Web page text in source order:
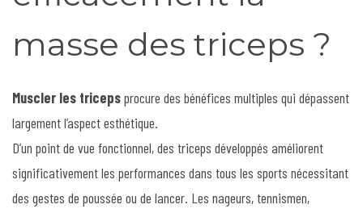
masse des triceps ?
Muscler les tricepsprocure des bénéfices multiples qui dépassent
largement l’aspect esthétique.
D’un point de vue fonctionnel, des triceps développés améliorent
significativement les performances dans tous les sports nécessitant
des gestes de poussée ou de lancer. Les nageurs, tennismen,